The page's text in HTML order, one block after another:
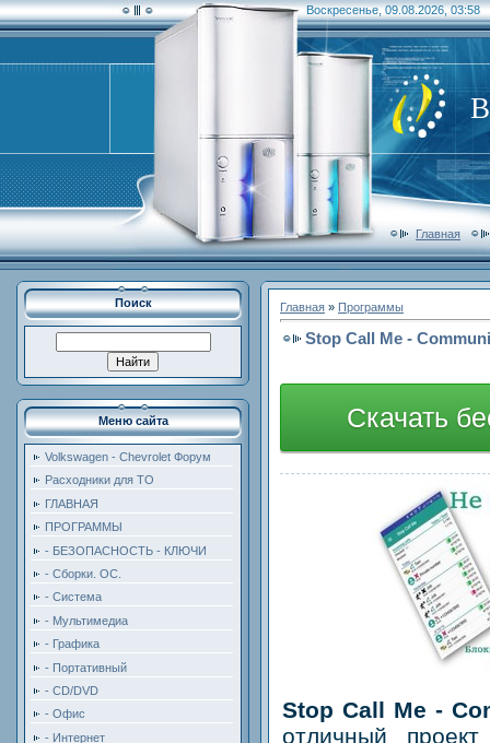
Воскресенье, 09.08.2026, 03:58
Главная
Поиск
Меню сайта
Volkswagen - Chevrolet Форум
Расходники для ТО
ГЛАВНАЯ
ПРОГРАММЫ
- БЕЗОПАСНОСТЬ - КЛЮЧИ
- Сборки. ОС.
- Система
- Мультимедиа
- Графика
- Портативный
- CD/DVD
- Офис
- Интернет
Главная » Программы
Stop Call Me -
Скачать
Stop Call Me -
отличный